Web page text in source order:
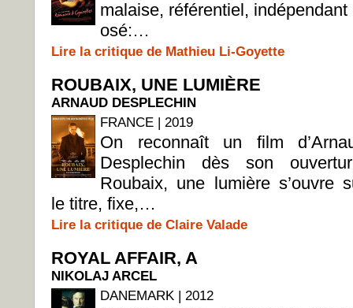
malaise, référentiel, indépendant
osé:…
Lire la critique de Mathieu Li-Goyette
ROUBAIX, UNE LUMIÈRE
ARNAUD DESPLECHIN
FRANCE | 2019
On reconnaît un film
Desplechin dès son
Roubaix, une lumière s’ouvre
le titre, fixe,…
Lire la critique de Claire Valade
ROYAL AFFAIR, A
NIKOLAJ ARCEL
DANEMARK | 2012